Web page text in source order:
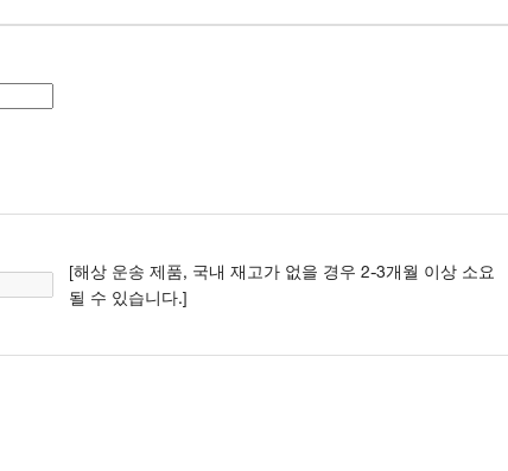
[해상 운송 제품, 국내 재고가 없을 경우 2-3개월 이상 소요
될 수 있습니다.]